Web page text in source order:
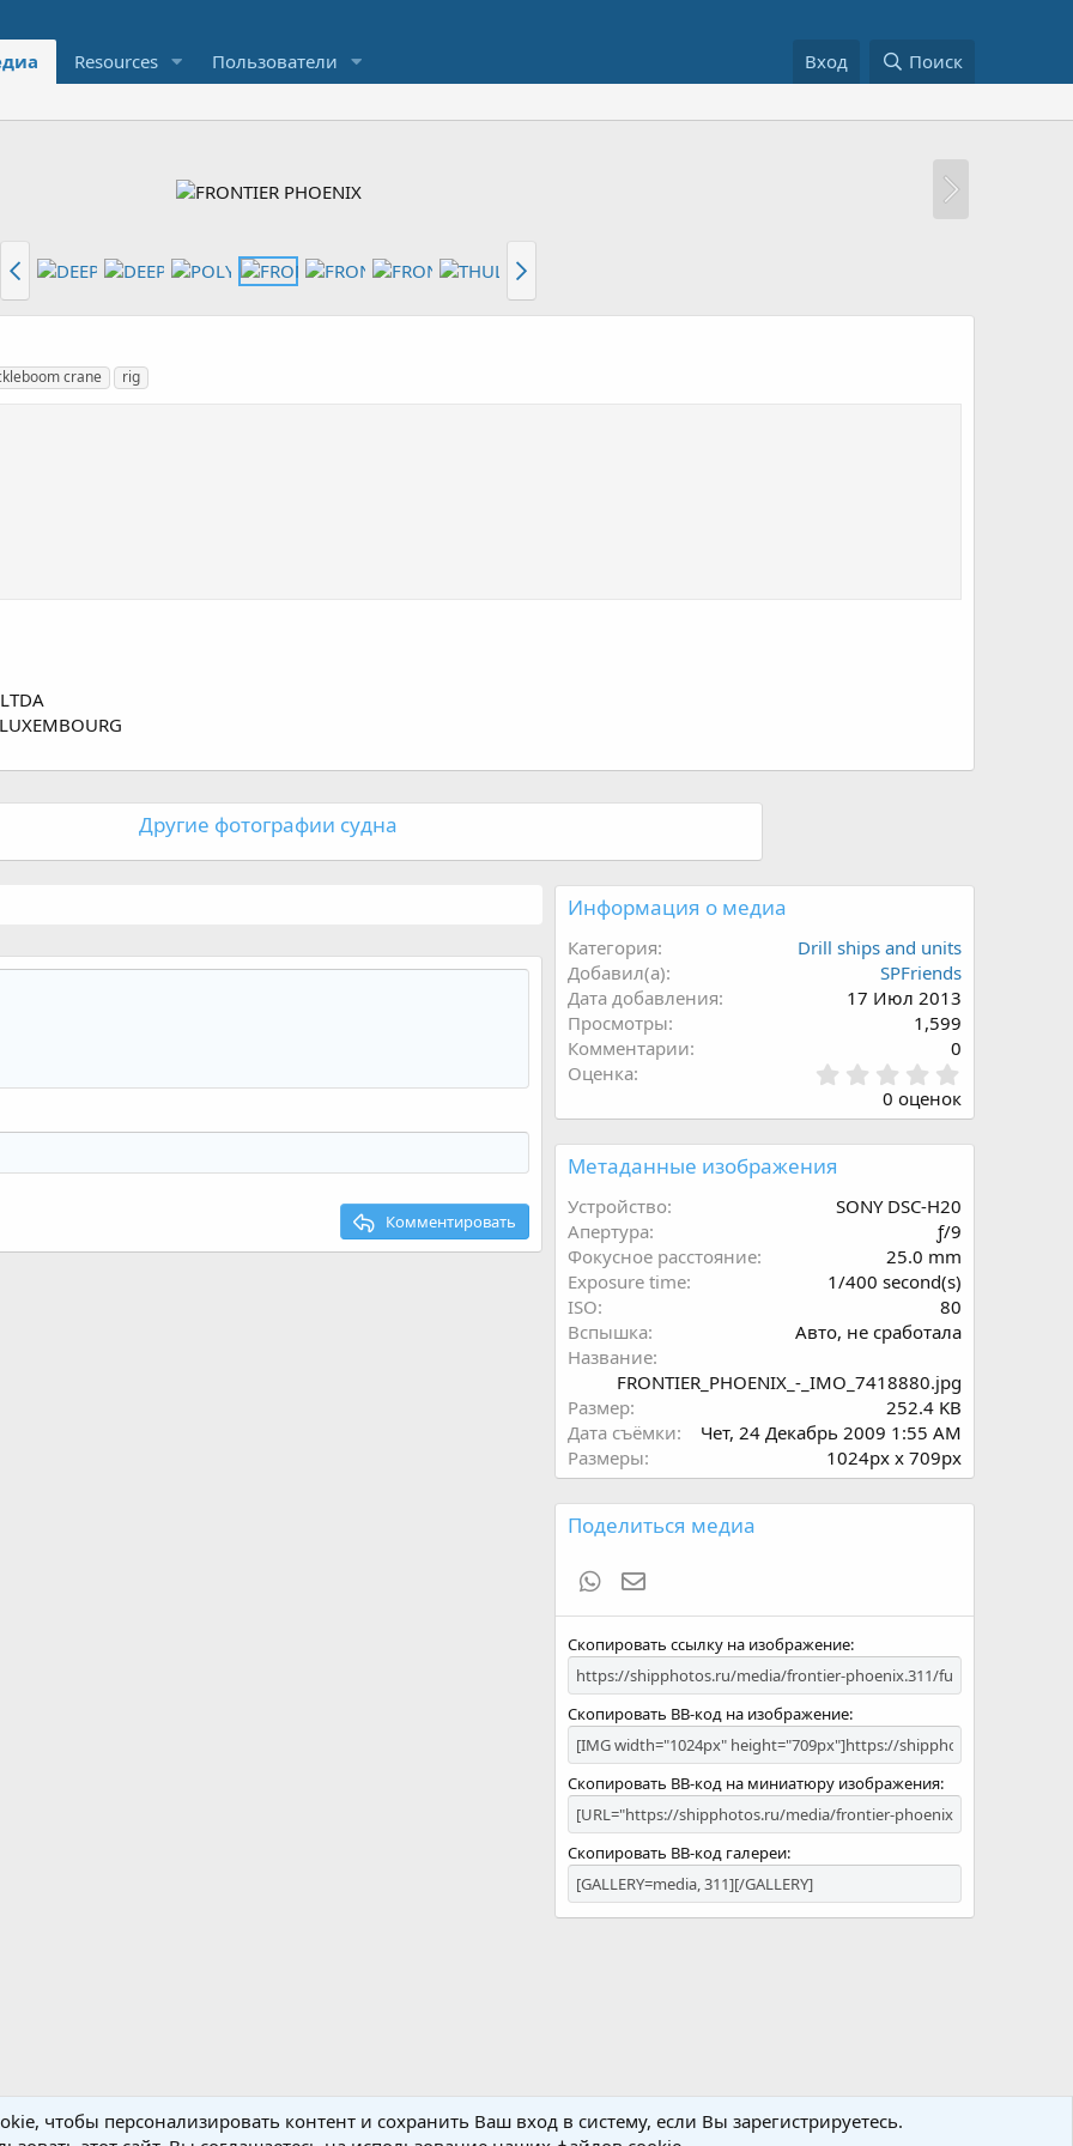
Resources Пользователи Вход Поиск
crane rig
Другие фотографии судна
Комментировать
Информация о медиа
Категория
Drill ships and units
Добавил(а)
SPFriends
Дата добавления
17 Июл 2013
Просмотры
1,599
Комментарии
0
Оценка
.
0
0
0 оценок
Метаданные изображения
Устройство
SONY DSC-H20
Апертура
ƒ/9
Фокусное расстояние
25.0 mm
Exposure time
1/400 second(s)
ISO
80
Вспышка
Авто, не сработала
Название
FRONTIER_PHOENIX_-_IMO_7418880.jpg
Размер
252.4 KB
Дата съёмки
Чет, 24 Декабрь 2009 1:55 AM
Размеры
1024px x 709px
Поделиться медиа
WhatsApp
Скопировать ссылку на изображение
Скопировать BB-код на изображение
Скопировать BB-код на миниатюру изображения
Скопировать BB-код галереи
чтобы персонализировать контент и сохранить Ваш вход в систему, если Вы зарегистрируетесь.